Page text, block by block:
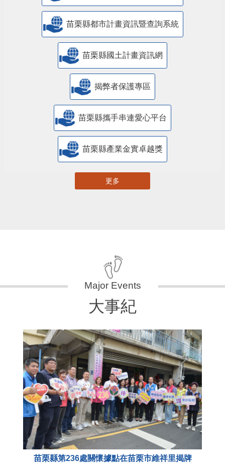
苗栗縣都市計畫資訊暨查詢系統
苗栗縣國土計畫資訊網
揭弊者保護專區
苗栗縣攜手串連愛心平台
苗栗縣產業金實卓越獎
更多
大事紀
苗栗縣第236處關懷據點在苗栗市維祥里揭牌